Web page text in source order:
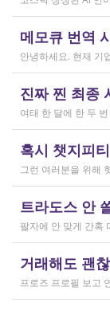
메모큐 번역
진짜 찐 최종
혹시 챗지피
트라도스 안
거래해도 괜